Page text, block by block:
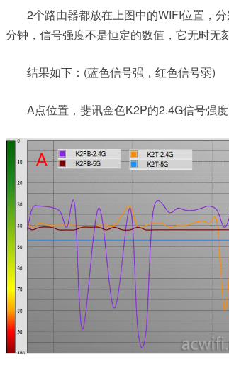
2个路由器都放在上图中的WIFI位置，
分钟，信号强度不是恒定的数值，它无时无
结果如下：(蓝色信号强，红色信号弱)
A点位置，斐讯金色K2P的2.4G信号强